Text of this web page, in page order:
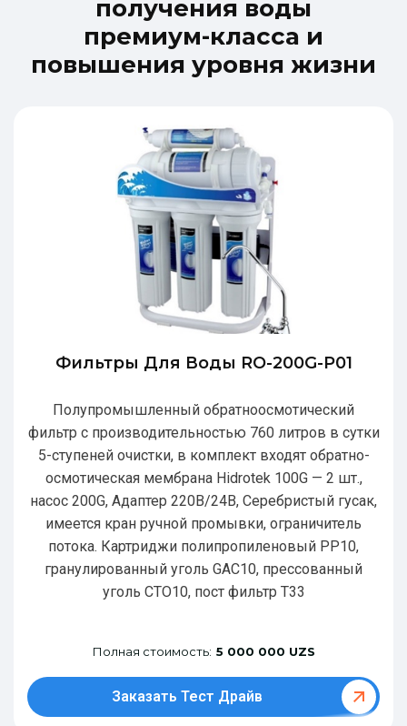
получения воды
премиум-класса и
повышения уровня жизни
Фильтры Для Воды RO-200G-P01
Полупромышленный обратноосмотический
фильтр с производительностью 760 литров в сутки
5-ступеней очистки, в комплект входят обратно-
осмотическая мембрана Hidrotek 100G — 2 шт.,
насос 200G, Адаптер 220В/24В, Серебристый гусак,
имеется кран ручной промывки, ограничитель
потока. Картриджи полипропиленовый РР10,
гранулированный уголь GAC10, прессованный
уголь CTO10, пост фильтр T33
Полная стоимость: 5 000 000 UZS
Заказать Тест Драйв